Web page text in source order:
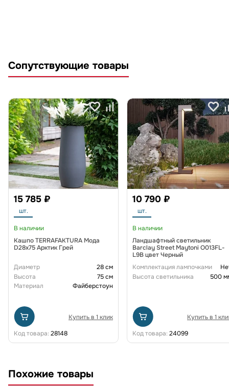
Сопутствующие товары
15 785 ₽
шт.
В наличии
Кашпо TERRAFAKTURA Мода
D28x75 Арктик Грей
Диаметр
28 см
Высота
75 см
Материал
Файберстоун
Купить в 1 клик
Код товара: 28148
10 790 ₽
шт.
В наличии
Ландшафтный светильник
Barclay Street Maytoni O013FL-
L9B цвет Черный
Комплектация лампочками
Высота светильника
500
Купить в 1
Код товара: 24099
Похожие товары